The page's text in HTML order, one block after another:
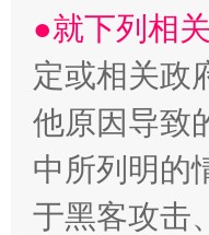
揭批美国五
●就下列相
定或相关政
他原因导致
中所列明的
于黑客攻击